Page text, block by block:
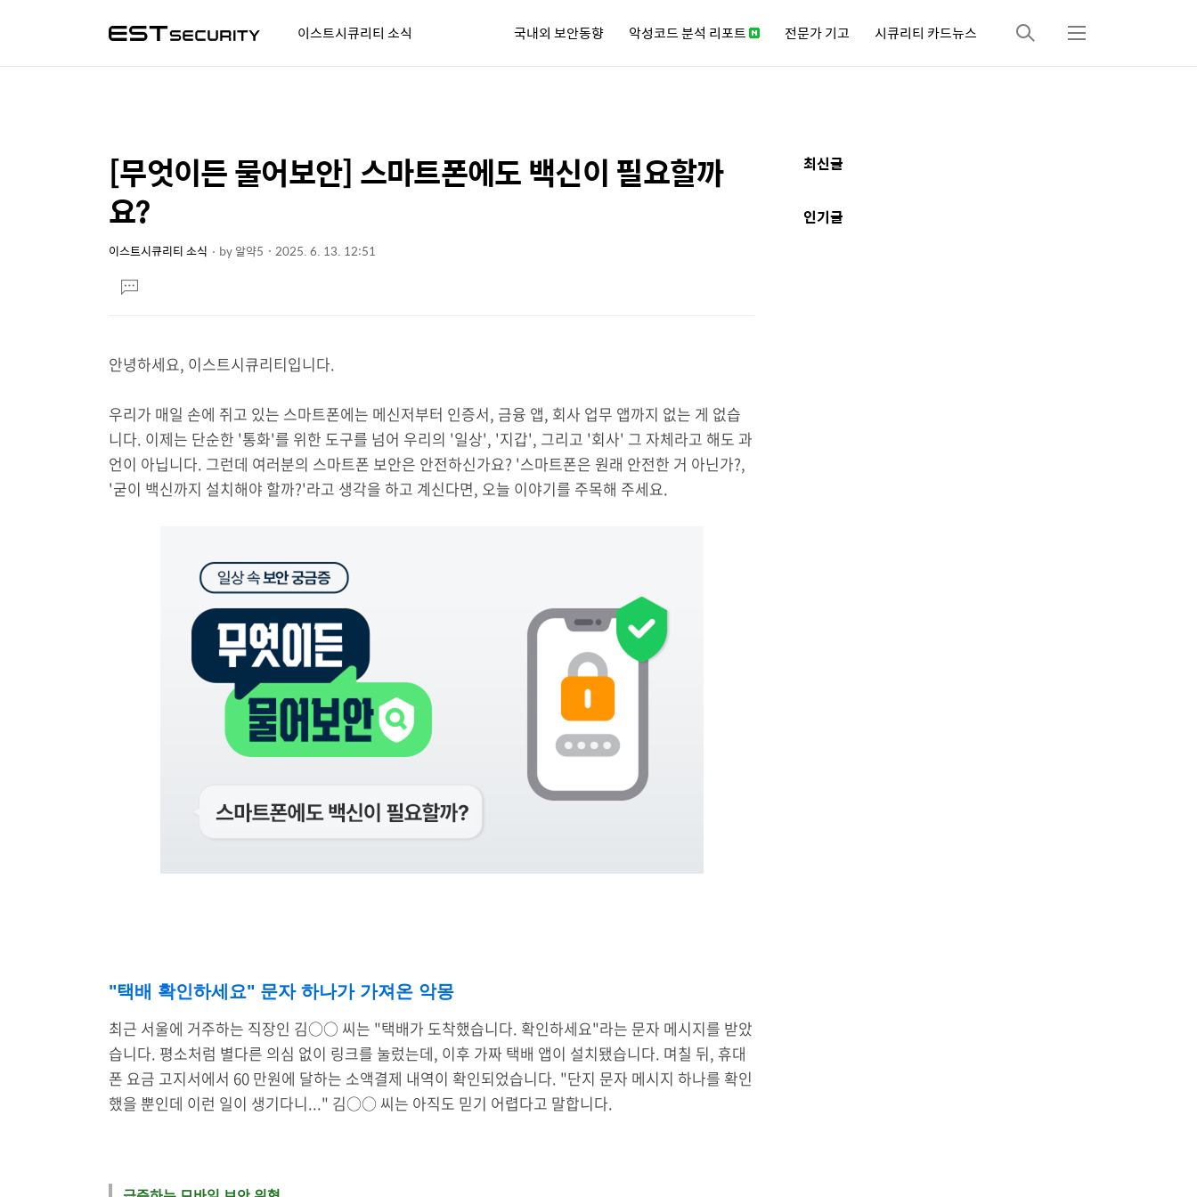
이스트시큐리티 소식 국내외 보안동향 악성코드 분석 리포트 전문가 기고 시큐리티 카드뉴스
검
메
상
세
컨
텐
본
문
제
[무엇이든 물어보안] 스마트폰에도 백신이 필요할까
요?
이스트시큐리티 소식 by알약5 2025. 6. 13. 12:51
문댓
글
안녕하세요, 이스트시큐리티입니다.
우리가 매일 손에 쥐고 있는 스마트폰에는 메신저부터 인증서, 금융 앱, 회사 업무 앱까지 없는 게 없습
니다. 이제는 단순한 '통화'를 위한 도구를 넘어 우리의 '일상', '지갑', 그리고 '회사' 그 자체라고 해도 과
언이 아닙니다. 그런데 여러분의 스마트폰 보안은 안전하신가요? '스마트폰은 원래 안전한 거 아닌가?,
'굳이 백신까지 설치해야 할까?'라고 생각을 하고 계신다면, 오늘 이야기를 주목해 주세요.
"택배 확인하세요" 문자 하나가 가져온 악몽
최근 서울에 거주하는 직장인 김○○ 씨는 "택배가 도착했습니다. 확인하세요"라는 문자 메시지를 받았
습니다. 평소처럼 별다른 의심 없이 링크를 눌렀는데, 이후 가짜 택배 앱이 설치됐습니다. 며칠 뒤, 휴대
폰 요금 고지서에서 60 만원에 달하는 소액결제 내역이 확인되었습니다. "단지 문자 메시지 하나를 확인
했을 뿐인데 이런 일이 생기다니..." 김○○ 씨는 아직도 믿기 어렵다고 말합니다.
추
정
최신글
인기글